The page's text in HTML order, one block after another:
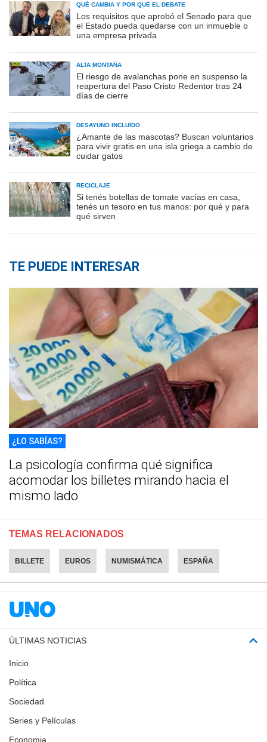
QUÉ CAMBIA Y POR QUÉ EL DEBATE
Los requisitos que aprobó el Senado para que
el Estado pueda quedarse con un inmueble o
una empresa privada
ALTA MONTAÑA
El riesgo de avalanchas pone en suspenso la
reapertura del Paso Cristo Redentor tras 24
días de cierre
DESAYUNO INCLUÍDO
¿Amante de las mascotas? Buscan voluntarios
para vivir gratis en una isla griega a cambio de
cuidar gatos
RECICLAJE
Si tenés botellas de tomate vacías en casa,
tenés un tesoro en tus manos: por qué y para
qué sirven
TE PUEDE INTERESAR
¿LO SABÍAS?
La psicología confirma qué significa
acomodar los billetes mirando hacia el
mismo lado
TEMAS RELACIONADOS
BILLETE EUROS NUMISMÁTICA ESPAÑA
ÚLTIMAS NOTICIAS
Inicio
Política
Sociedad
Series y Películas
Economia